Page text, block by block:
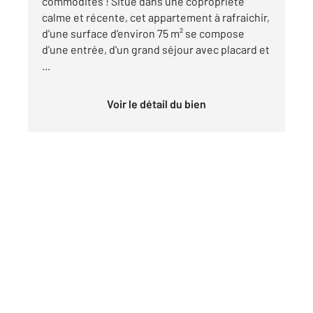
calme et récente, cet appartement à rafraichir,
d'une surface d'environ 75 m² se compose
d'une entrée, d'un grand séjour avec placard et
Voir le détail du bien